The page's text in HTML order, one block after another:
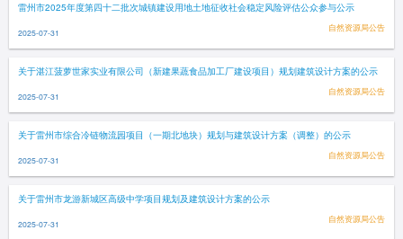
雷州市2025年度第四十二批次城镇建设用地土地征收社会稳定风险评估公众参与公示
2025-07-31 自然资源局公告
关于湛江菠萝世家实业有限公司（新建果蔬食品加工厂建设项目）规划建筑设计方案的公示
2025-07-31 自然资源局公告
关于雷州市综合冷链物流园项目（一期北地块）规划与建筑设计方案（调整）的公示
2025-07-31 自然资源局公告
关于雷州市龙游新城区高级中学项目规划及建筑设计方案的公示
2025-07-31 自然资源局公告